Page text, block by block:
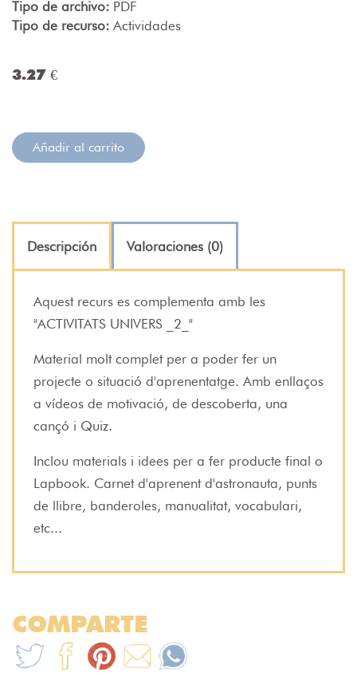
Tipo de archivo: PDF
Tipo de recurso: Actividades
3.27 €
Añadir al carrito
Descripción Valoraciones (0)
Aquest recurs es complementa amb les
"ACTIVITATS UNIVERS _2_"
Material molt complet per a poder fer un
projecte o situació d'aprenentatge. Amb enllaços
a vídeos de motivació, de descoberta, una
cançó i Quiz.
Inclou materials i idees per a fer producte final o
Lapbook. Carnet d'aprenent d'astronauta, punts
de llibre, banderoles, manualitat, vocabulari,
etc...
COMPARTE